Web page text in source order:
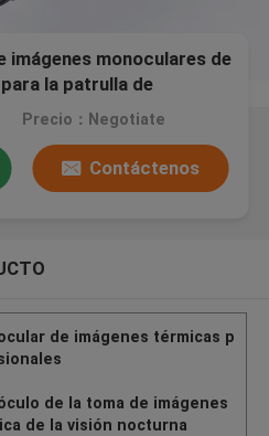
monoculares de
la patrulla de
Precio：Negotiate
Contáctenos
de imágenes térmicas p
de la toma de imágenes
de la visión nocturna